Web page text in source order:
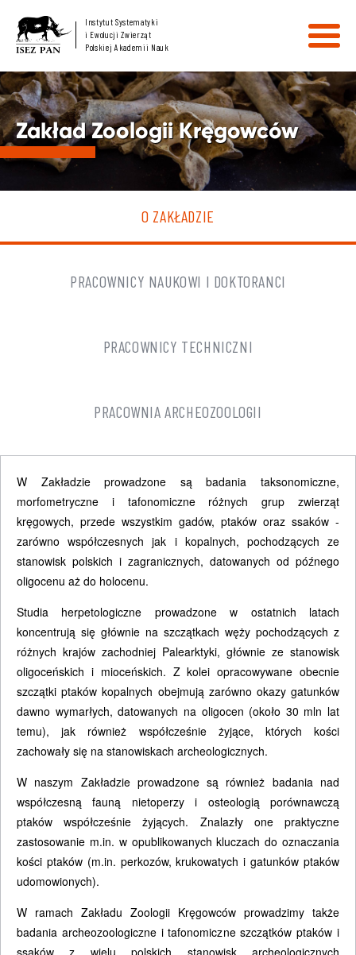
Instytut Systematyki
i Ewolucji Zwierząt
Polskiej Akademii Nauk
Zakład Zoologii Kręgowców
O ZAKŁADZIE
PRACOWNICY NAUKOWI I DOKTORANCI
PRACOWNICY TECHNICZNI
PRACOWNIA ARCHEOZOOLOGII
W Zakładzie prowadzone są badania taksonomiczne,
morfometryczne i tafonomiczne różnych grup zwierząt
kręgowych, przede wszystkim gadów, ptaków oraz ssaków -
zarówno współczesnych jak i kopalnych, pochodzących ze
stanowisk polskich i zagranicznych, datowanych od późnego
oligocenu aż do holocenu.
Studia herpetologiczne prowadzone w ostatnich latach
koncentrują się głównie na szczątkach węży pochodzących z
różnych krajów zachodniej Palearktyki, głównie ze stanowisk
oligoceńskich i mioceńskich. Z kolei opracowywane obecnie
szczątki ptaków kopalnych obejmują zarówno okazy gatunków
dawno wymarłych, datowanych na oligocen (około 30 mln lat
temu), jak również współcześnie żyjące, których kości
zachowały się na stanowiskach archeologicznych.
W naszym Zakładzie prowadzone są również badania nad
współczesną fauną nietoperzy i osteologią porównawczą
ptaków współcześnie żyjących. Znalazły one praktyczne
zastosowanie m.in. w opublikowanych kluczach do oznaczania
kości ptaków (m.in. perkozów, krukowatych i gatunków ptaków
udomowionych).
W ramach Zakładu Zoologii Kręgowców prowadzimy także
badania archeozoologiczne i tafonomiczne szczątków ptaków i
ssaków z wielu polskich stanowisk archeologicznych